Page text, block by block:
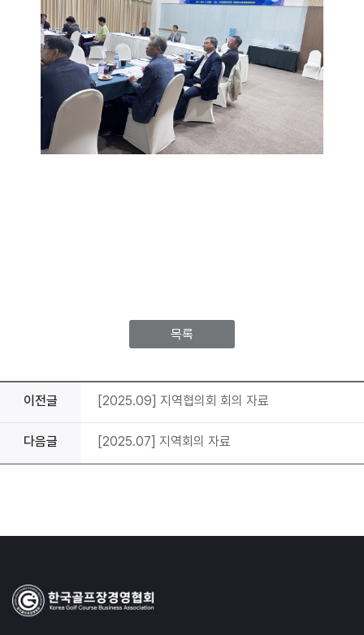
목록
이전글 [2025.09] 지역협의회 회의 자료
다음글 [2025.07] 지역회의 자료